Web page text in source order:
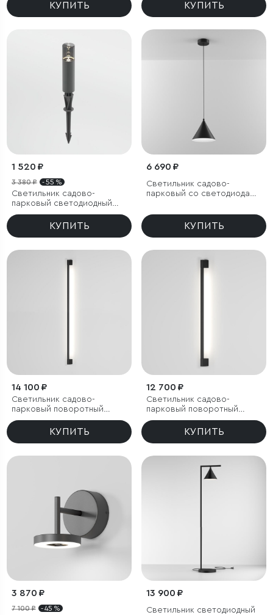
КУПИТЬ КУПИТЬ
1 520 ₽
3 380 ₽ - 55 %
Светильник садово-
парковый светодиодный
Hidden серый
КУПИТЬ
6 690 ₽
Светильник садово-
парковый со светодиодами
КУПИТЬ
14 100 ₽
Светильник садово-
парковый поворотный
Argos 12W 4000K черный
КУПИТЬ
12 700 ₽
Светильник садово-
парковый поворотный
Argos 8W 4000K черный
КУПИТЬ
3 870 ₽
7 100 ₽ - 45 %
13 900 ₽
Светильник светодиодный